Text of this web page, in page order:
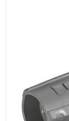
Zemin Temizlik
Kimyasallar
Tüm Kategorileri